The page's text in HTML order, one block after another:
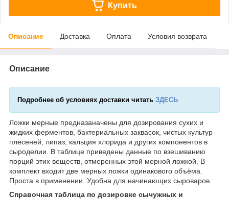
Купить
Описание Доставка Оплата Условия возврата
Описание
Подробнее об условиях доставки читать ЗДЕСЬ
Ложки мерные предназаначены для дозирования сухих и
жидких ферментов, бактериальных заквасок, чистых культур
плесеней, липаз, кальция хлорида и других компонентов в
сыроделии. В таблице приведены данные по взешиванию
порций этих веществ, отмеренных этой мерной ложкой. В
комплект входит две мерных ложки одинакового объёма.
Проста в применении. Удобна для начинающих сыроваров.
Справочная таблица по дозировке сычужных и